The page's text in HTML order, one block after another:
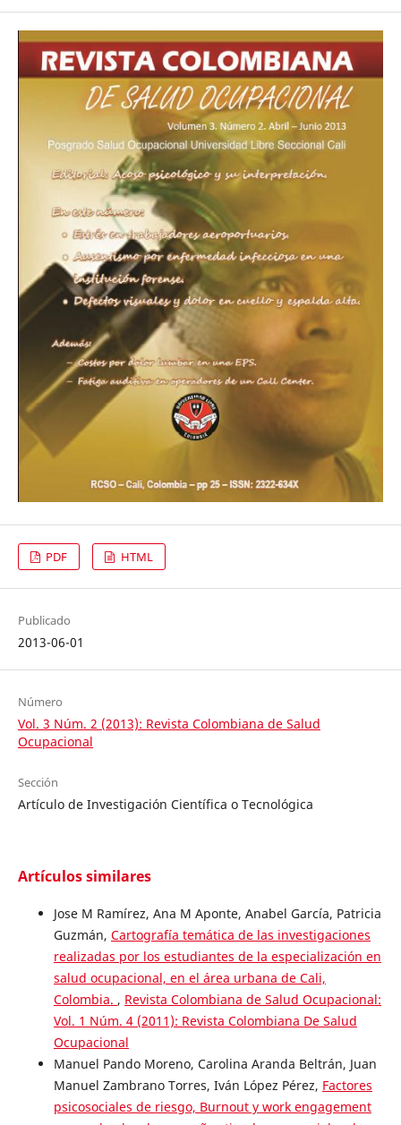
PDF HTML
Publicado
2013-06-01
Número
Vol. 3 Núm. 2 (2013): Revista Colombiana de Salud
Ocupacional
Sección
Artículo de Investigación Científica o Tecnológica
Artículos similares
Jose M Ramírez, Ana M Aponte, Anabel García, Patricia
Guzmán, Cartografía temática de las investigaciones
realizadas por los estudiantes de la especialización en
salud ocupacional, en el área urbana de Cali,
Colombia. , Revista Colombiana de Salud Ocupacional:
Vol. 1 Núm. 4 (2011): Revista Colombiana De Salud
Ocupacional
Manuel Pando Moreno, Carolina Aranda Beltrán, Juan
Manuel Zambrano Torres, Iván López Pérez, Factores
psicosociales de riesgo, Burnout y work engagement